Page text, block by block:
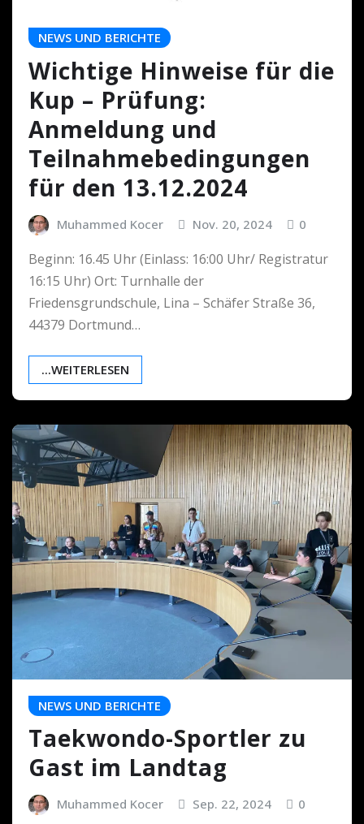
NEWS UND BERICHTE
Wichtige Hinweise für die
Kup – Prüfung:
Anmeldung und
Teilnahmebedingungen
für den 13.12.2024
Muhammed Kocer Nov. 20, 2024 0
Beginn: 16.45 Uhr (Einlass: 16:00 Uhr/ Registratur
16:15 Uhr) Ort: Turnhalle der
Friedensgrundschule, Lina – Schäfer Straße 36,
44379 Dortmund…
...WEITERLESEN
NEWS UND BERICHTE
Taekwondo-Sportler zu
Gast im Landtag
Muhammed Kocer Sep. 22, 2024 0